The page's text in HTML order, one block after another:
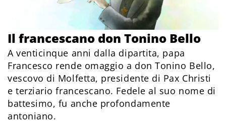
Il francescano don Tonino Bello
A venticinque anni dalla dipartita, papa
Francesco rende omaggio a don Tonino Bello,
vescovo di Molfetta, presidente di Pax Christi
e terziario francescano. Fedele al suo nome di
battesimo, fu anche profondamente
antoniano.